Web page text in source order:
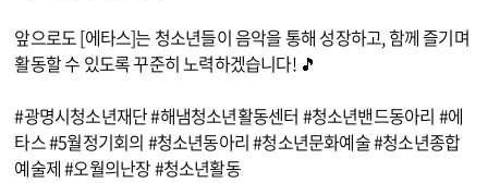
앞으로도 [에타스]는 청소년들이 음악을 통해 성장하고, 함께 즐기며
활동할 수 있도록 꾸준히 노력하겠습니다! 🎵
#광명시청소년재단 #해냄청소년활동센터 #청소년밴드동아리 #에
타스 #5월정기회의 #청소년동아리 #청소년문화예술 #청소년종합
예술제 #오월의난장 #청소년활동